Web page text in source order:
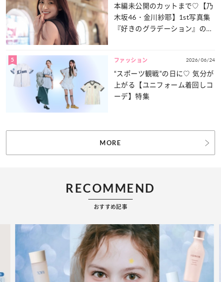
本編未公開のカットまで♡【乃
木坂46・金川紗耶】1st写真集
『好きのグラデーション』の魅
5 ファッション 2026/06/24
“スポーツ観戦”の日に♡ 気分が
上がる【ユニフォーム着回しコ
ーデ】特集
MORE
RECOMMEND
おすすめ記事